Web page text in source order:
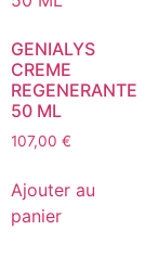
GENIALYS
CREME
REGENERANTE
50 ML
107,00 €
Ajouter au
panier